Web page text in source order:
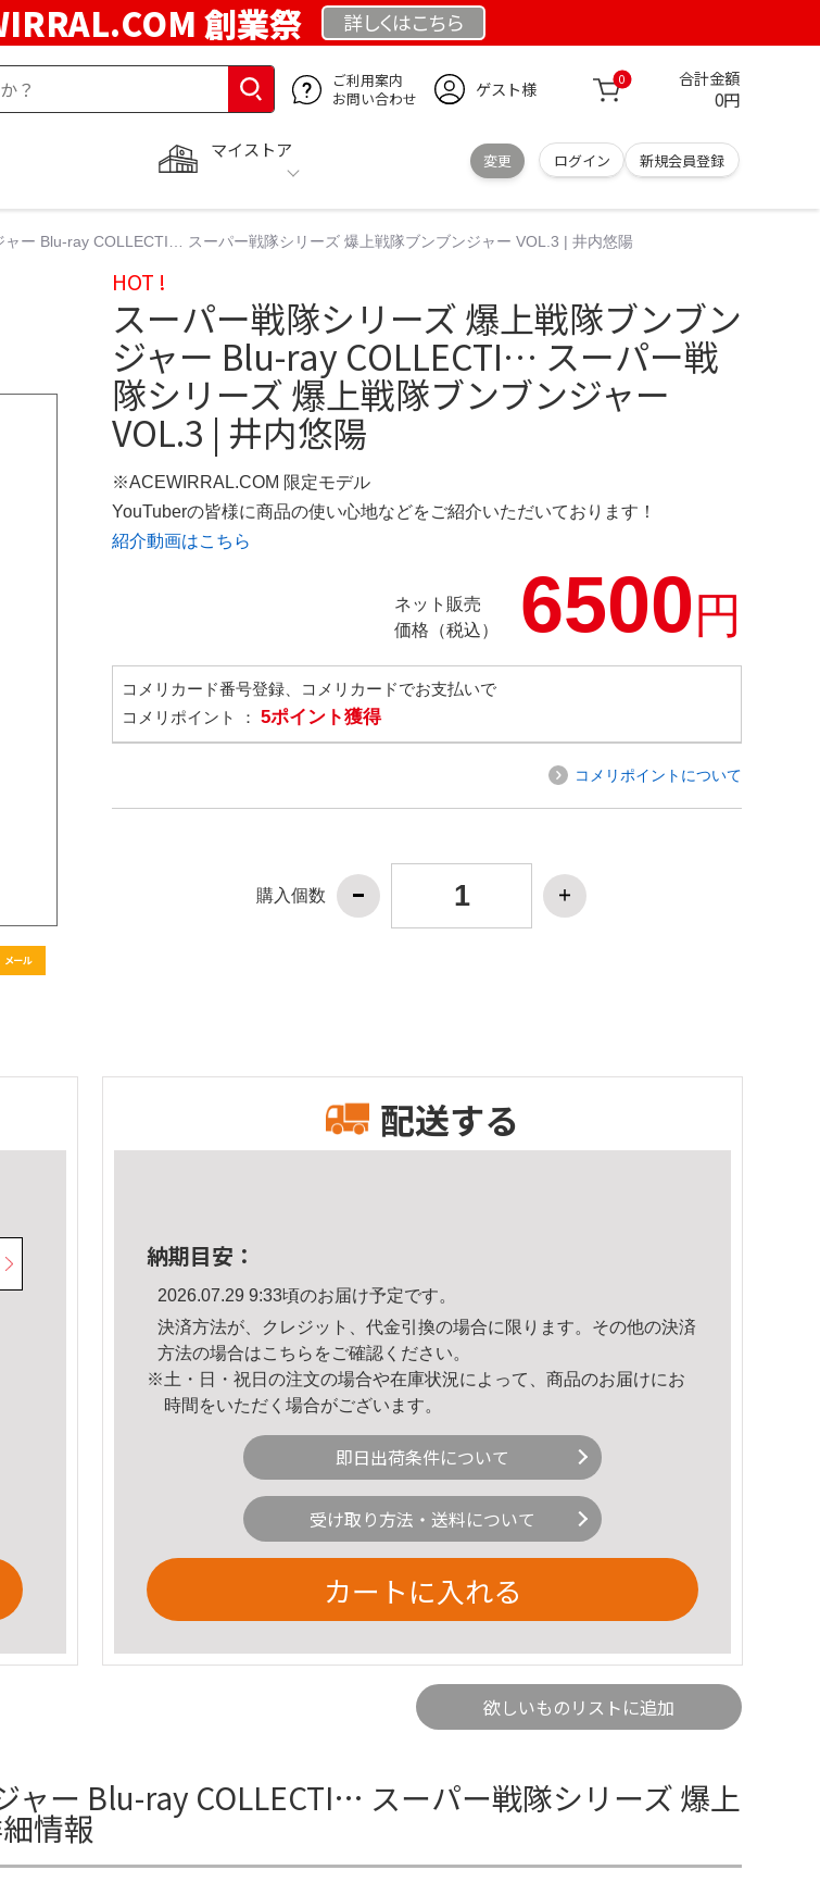
創業祭 詳しくはこちら
ご利用案内
お問い合わせ
ゲスト様 0 合計金額
0円
マイストア
変更 ログイン 新規会員登録
ャー Blu-ray COLLECTI… スーパー戦隊シリーズ 爆上戦隊ブンブンジャー VOL.3 | 井内悠陽
HOT !
スーパー戦隊シリーズ 爆上戦隊ブンブン
ジャー Blu-ray COLLECTI… スーパー戦
隊シリーズ 爆上戦隊ブンブンジャー
VOL.3 | 井内悠陽
※ACEWIRRAL.COM 限定モデル
YouTuberの皆様に商品の使い心地などをご紹介いただいております！
紹介動画はこちら
ネット販売
価格（税込）
6500円
コメリカード番号登録、コメリカードでお支払いで
コメリポイント ： 5ポイント獲得
コメリポイントについて
購入個数
配送する
納期目安：
2026.07.29 9:33頃のお届け予定です。
決済方法が、クレジット、代金引換の場合に限ります。その他の決済
方法の場合はこちら をご確認ください。
※土・日・祝日の注文の場合や在庫状況によって、商品のお届けにお
時間をいただく場合がございます。
即日出荷条件について
受け取り方法・送料について
カートに入れる
欲しいものリストに追加
ャー Blu-ray COLLECTI… スーパー戦隊シリーズ 爆上
情報